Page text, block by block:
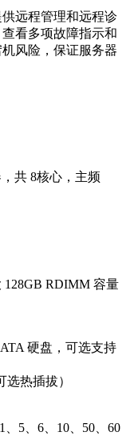
供远程管理和远程诊
、查看多项故障指示和
风险，保证服务器
共 8核心，主频
RDIMM 容量
硬盘，可选支持
选热插拔）
、6、10、50、60